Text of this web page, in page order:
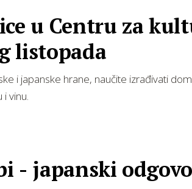
u Centru za
listopada
i japanske hrane, naučite izrađivati
vinu.
- japanski